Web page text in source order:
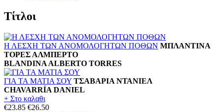
Τίτλοι
Η ΛΕΣΧΗ ΤΩΝ ΑΝΟΜΟΛΟΓΗΤΩΝ ΠΟΘΩΝ ΜΠΛΑΝΤΙΝΑ
ΤΟΡΕΣ ΑΛΜΠΕΡΤΟ
BLANDINA ALBERTO TORRES
ΓΙΑ ΤΑ ΜΑΤΙΑ ΣΟΥ ΤΣΑΒΑΡΙΑ ΝΤΑΝΙΕΛ
CHAVARRÍA DANIEL
+ Στο καλαθι
€23.85 €26.50